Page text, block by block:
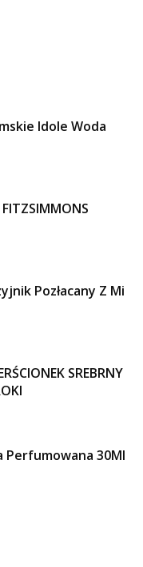
Idole Woda
Pozłacany Z Mi
SREBRNY
Perfumowana 30Ml